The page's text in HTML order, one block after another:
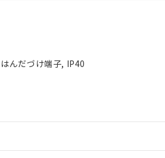
んだづけ端子, IP40